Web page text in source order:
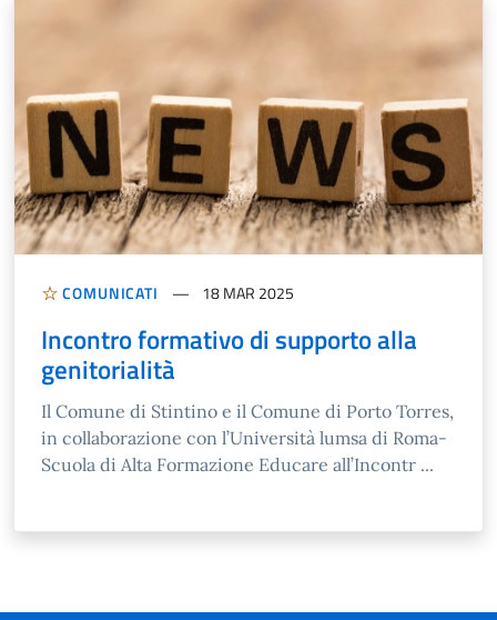
COMUNICATI 18 MAR 2025
Incontro formativo di supporto alla
genitorialità
Il Comune di Stintino e il Comune di Porto Torres,
in collaborazione con l’Università lumsa di Roma-
Scuola di Alta Formazione Educare all’Incontr ...